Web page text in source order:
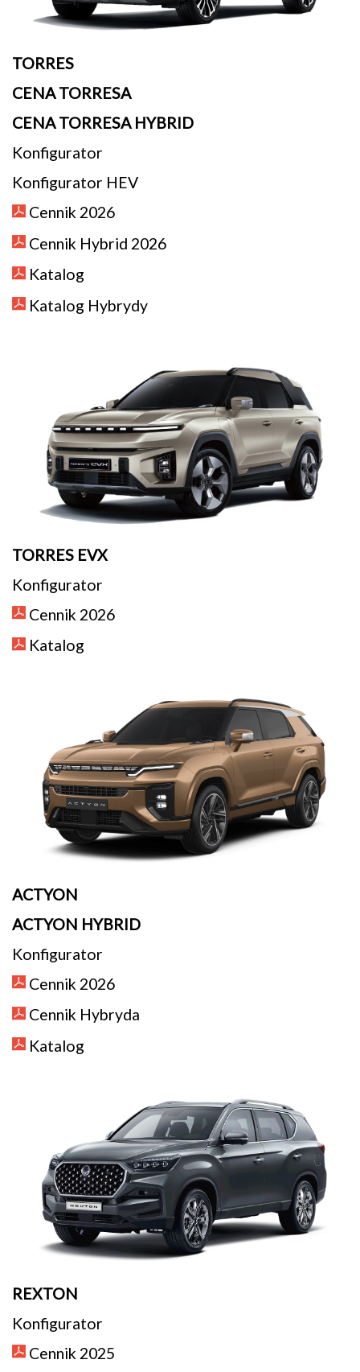
TORRES
CENA TORRESA
CENA TORRESA HYBRID
Konfigurator
Konfigurator HEV
Cennik 2026
Cennik Hybrid 2026
Katalog
Katalog Hybrydy
TORRES EVX
Konfigurator
Cennik 2026
Katalog
ACTYON
ACTYON HYBRID
Konfigurator
Cennik 2026
Cennik Hybryda
Katalog
REXTON
Konfigurator
Cennik 2025